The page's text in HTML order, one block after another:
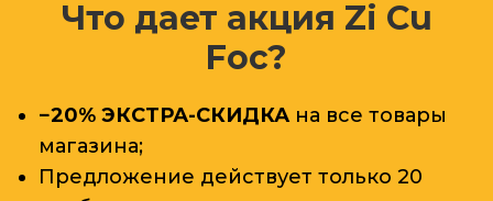
Что дает акция Zi Cu
Foc?
−20% ЭКСТРА-СКИДКА на все товары
магазина;
Предложение действует только 20